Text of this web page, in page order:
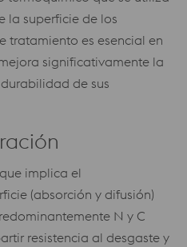
la superficie de los
tratamiento es esencial en
significativamente la
de sus
que implica el
(absorción y difusión)
N y C
resistencia al desgaste y